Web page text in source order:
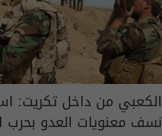
الكعبي من داخل تكريت:
نسف معنويات العدو بحرب